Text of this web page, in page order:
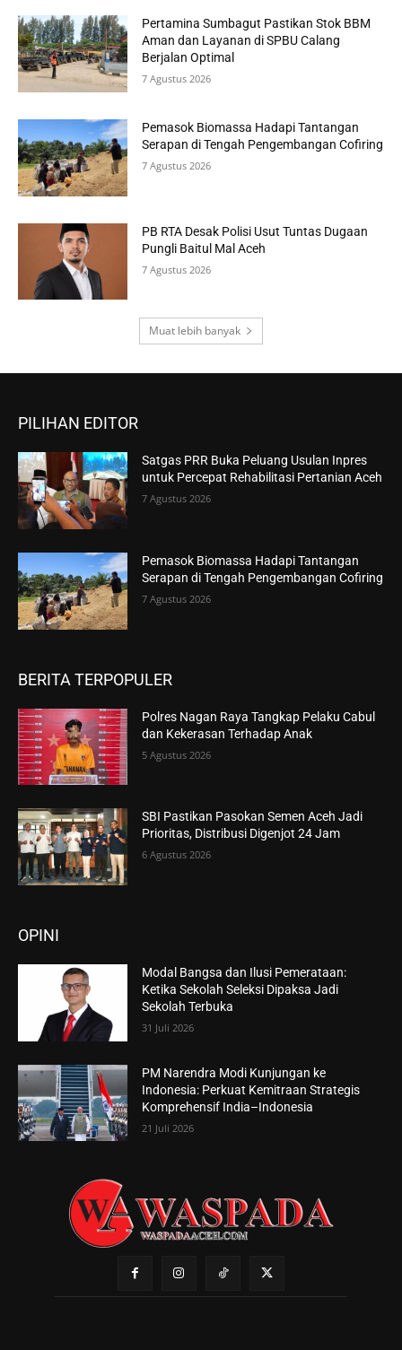
Pertamina Sumbagut Pastikan Stok BBM
Aman dan Layanan di SPBU Calang
Berjalan Optimal
7 Agustus 2026
Pemasok Biomassa Hadapi Tantangan
Serapan di Tengah Pengembangan Cofiring
7 Agustus 2026
PB RTA Desak Polisi Usut Tuntas Dugaan
Pungli Baitul Mal Aceh
7 Agustus 2026
Muat lebih banyak
PILIHAN EDITOR
Satgas PRR Buka Peluang Usulan Inpres
untuk Percepat Rehabilitasi Pertanian Aceh
7 Agustus 2026
Pemasok Biomassa Hadapi Tantangan
Serapan di Tengah Pengembangan Cofiring
7 Agustus 2026
BERITA TERPOPULER
Polres Nagan Raya Tangkap Pelaku Cabul
dan Kekerasan Terhadap Anak
5 Agustus 2026
SBI Pastikan Pasokan Semen Aceh Jadi
Prioritas, Distribusi Digenjot 24 Jam
6 Agustus 2026
OPINI
Modal Bangsa dan Ilusi Pemerataan:
Ketika Sekolah Seleksi Dipaksa Jadi
Sekolah Terbuka
31 Juli 2026
PM Narendra Modi Kunjungan ke
Indonesia: Perkuat Kemitraan Strategis
Komprehensif India–Indonesia
21 Juli 2026